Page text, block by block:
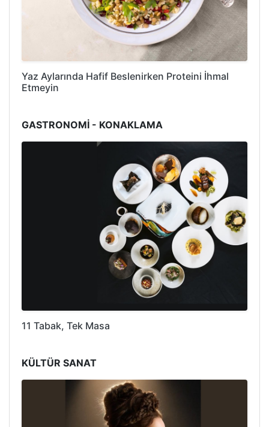
Yaz Aylarında Hafif Beslenirken Proteini İhmal
Etmeyin
GASTRONOMİ - KONAKLAMA
11 Tabak, Tek Masa
KÜLTÜR SANAT